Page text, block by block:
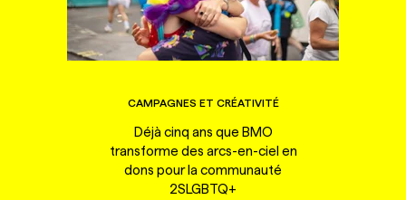
CAMPAGNES ET CRÉATIVITÉ
Déjà cinq ans que BMO
transforme des arcs-en-ciel en
dons pour la communauté
2SLGBTQ+